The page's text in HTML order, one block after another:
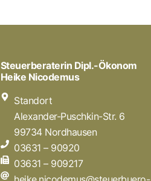
Steuerberaterin Dipl.-Ökonom
Heike Nicodemus
Standort
Alexander-Puschkin-Str. 6
99734 Nordhausen
03631 – 90920
03631 – 909217